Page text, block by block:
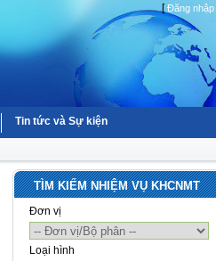
[Đăng nhập
Tin tức và Sự kiện
TÌM KIẾM NHIỆM VỤ KHCNMT
Đơn vị
Loại hình